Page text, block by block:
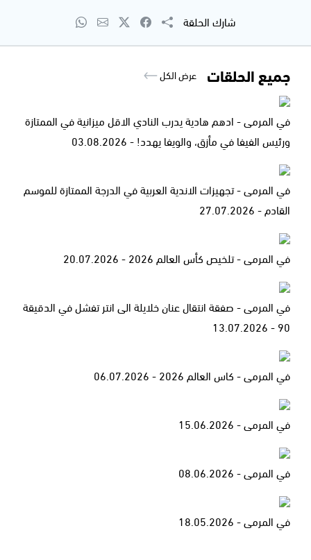
شارك الحلقة
جميع الحلقات عرض الكل
في المرمى - ادهم هادية يدرب النادي الاقل ميزانية في الممتازة
ورئيس الفيفا في مأزق، والويفا يهدد! - 03.08.2026
في المرمى - تجهيزات الاندية العربية في الدرجة الممتازة للموسم
القادم - 27.07.2026
في المرمى - تلخيص كأس العالم 2026 - 20.07.2026
في المرمى - صفقة انتقال عنان خلايلة الى انتر تفشل في الدقيقة
90 - 13.07.2026
في المرمى - كاس العالم 2026 - 06.07.2026
في المرمى - 15.06.2026
في المرمى - 08.06.2026
في المرمى - 18.05.2026